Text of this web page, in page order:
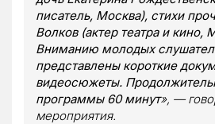
писатель, Москва), стихи
Волков (актер театра и кино,
Вниманию молодых
представлены короткие
видеосюжеты.
программы 60 минут», —
мероприятия.